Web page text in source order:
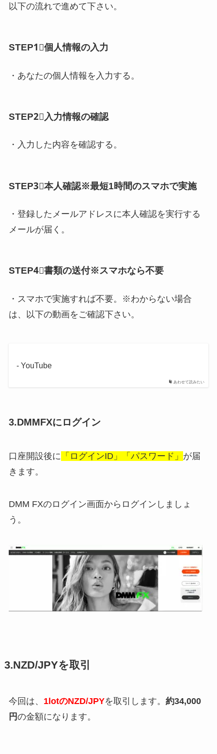
以下の流れで進めて下さい。
STEP1⃣個人情報の入力
・あなたの個人情報を入力する。
STEP2⃣入力情報の確認
・入力した内容を確認する。
STEP3⃣本人確認※最短1時間のスマホで実施
・登録したメールアドレスに本人確認を実行する
メールが届く。
STEP4⃣書類の送付※スマホなら不要
・スマホで実施すれば不要。※わからない場合
は、以下の動画をご確認下さい。
あわせて読みたい
- YouTube
3.DMMFXにログイン
口座開設後に 「ログインID」「パスワード」 が届
きます。
DMM FXのログイン画面からログインしましょ
う。
3.NZD/JPYを取引
今回は、 1lotのNZD/JPYを取引します。 約34,000
円の金額になります。